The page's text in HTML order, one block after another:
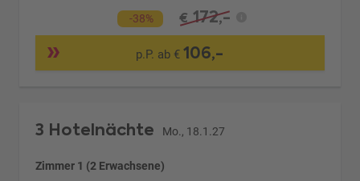
-38% € 172,-
p.P. ab €106,-
3 Hotelnächte Mo., 18.1.27
Zimmer 1 (2 Erwachsene)